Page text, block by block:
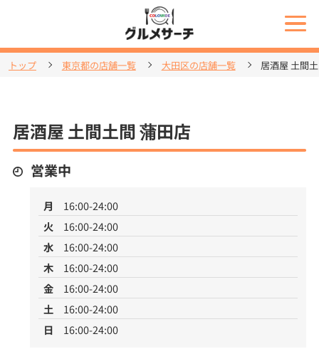
トップ 東京都の店舗一覧 大田区の店舗一覧 居酒屋 土間
居酒屋 土間土間 蒲田店
営業中
月
16:00-24:00
火
16:00-24:00
水
16:00-24:00
木
16:00-24:00
金
16:00-24:00
土
16:00-24:00
日
16:00-24:00